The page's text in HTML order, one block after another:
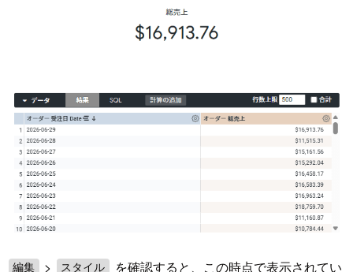
編集 > スタイル
を確認すると、この時点で表示されてい